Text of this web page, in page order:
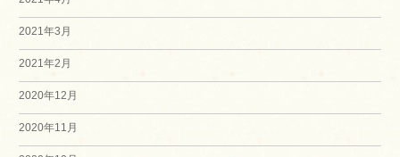
2021年3月
2021年2月
2020年12月
2020年11月